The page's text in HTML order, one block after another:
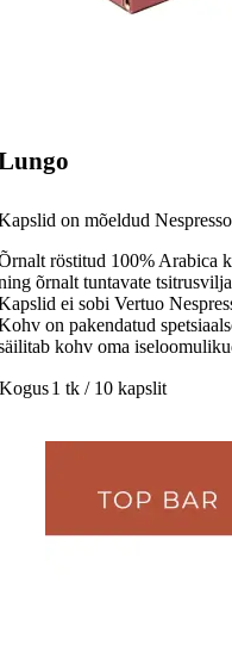
on mõeldud
röstitud 100% Arabica
õrnalt tuntavate
ei sobi Vertuo
on pakendatud
kohv oma
Kogus1 tk / 10 kapslit